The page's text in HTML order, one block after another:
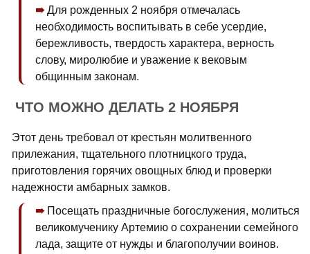
Для рожденных 2 ноября отмечалась
необходимость воспитывать в себе усердие,
бережливость, твердость характера, верность
слову, миролюбие и уважение к вековым
общинным законам.
ЧТО МОЖНО ДЕЛАТЬ 2 НОЯБРЯ
Этот день требовал от крестьян молитвенного
прилежания, тщательного плотницкого труда,
приготовления горячих овощных блюд и проверки
надежности амбарных замков.
Посещать праздничные богослужения, молиться
великомученику Артемию о сохранении семейного
лада, защите от нужды и благополучии воинов.